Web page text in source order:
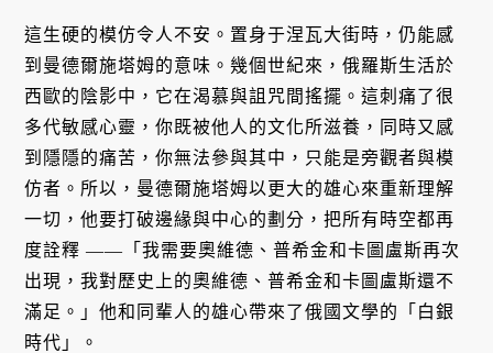
這生硬的模仿令人不安。置身于涅瓦大街時，仍能感
到曼德爾施塔姆的意味。幾個世紀來，俄羅斯生活於
西歐的陰影中，它在渴慕與詛咒間搖擺。這刺痛了很
多代敏感心靈，你既被他人的文化所滋養，同時又感
到隱隱的痛苦，你無法參與其中，只能是旁觀者與模
仿者。所以，曼德爾施塔姆以更大的雄心來重新理解
一切，他要打破邊緣與中心的劃分，把所有時空都再
度詮釋 ——「我需要奧維德、普希金和卡圖盧斯再次
出現，我對歷史上的奧維德、普希金和卡圖盧斯還不
滿足。」他和同輩人的雄心帶來了俄國文學的「白銀
時代」。